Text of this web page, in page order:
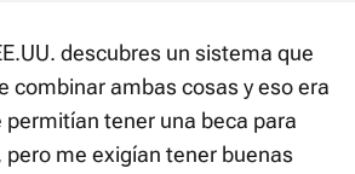
descubres un sistema que
combinar ambas cosas y eso era
permitían tener una beca para
me exigían tener buenas